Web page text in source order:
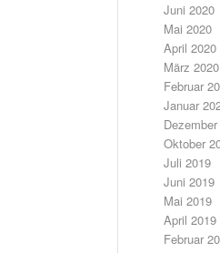
Juni 2020
Mai 2020
April 2020
März 2020
Februar
Januar
Oktober
Juli 2019
Juni 2019
Mai 2019
April 2019
Februar